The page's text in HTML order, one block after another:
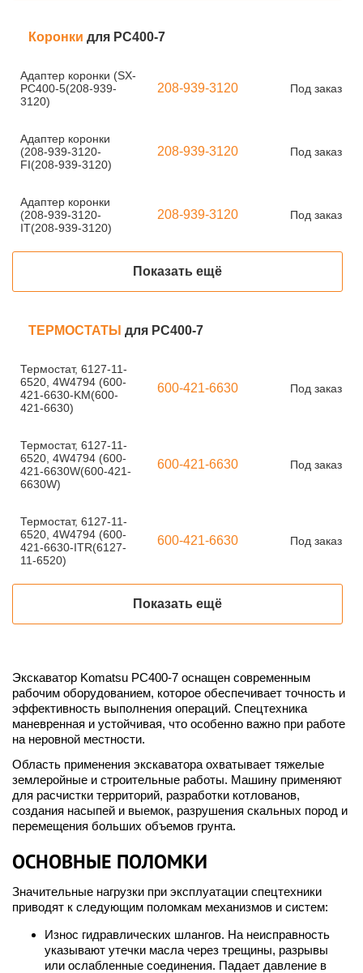
Коронки для PC400-7
Адаптер коронки (SX-
PC400-5(208-939-
3120)
208-939-3120 Под заказ
Адаптер коронки
(208-939-3120-
FI(208-939-3120)
208-939-3120 Под заказ
Адаптер коронки
(208-939-3120-
IT(208-939-3120)
208-939-3120 Под заказ
Показать ещё
ТЕРМОСТАТЫ для PC400-7
Термостат, 6127-11-
6520, 4W4794 (600-
421-6630-KM(600-
421-6630)
600-421-6630 Под заказ
Термостат, 6127-11-
6520, 4W4794 (600-
421-6630W(600-421-
6630W)
600-421-6630 Под заказ
Термостат, 6127-11-
6520, 4W4794 (600-
421-6630-ITR(6127-
11-6520)
600-421-6630 Под заказ
Показать ещё
Экскаватор Komatsu PC400-7 оснащен современным
рабочим оборудованием, которое обеспечивает точность и
эффективность выполнения операций. Спецтехника
маневренная и устойчивая, что особенно важно при работе
на неровной местности.
Область применения экскаватора охватывает тяжелые
землеройные и строительные работы. Машину применяют
для расчистки территорий, разработки котлованов,
создания насыпей и выемок, разрушения скальных пород и
перемещения больших объемов грунта.
ОСНОВНЫЕ ПОЛОМКИ
Значительные нагрузки при эксплуатации спецтехники
приводят к следующим поломкам механизмов и систем:
Износ гидравлических шлангов. На неисправность
указывают утечки масла через трещины, разрывы
или ослабленные соединения. Падает давление в